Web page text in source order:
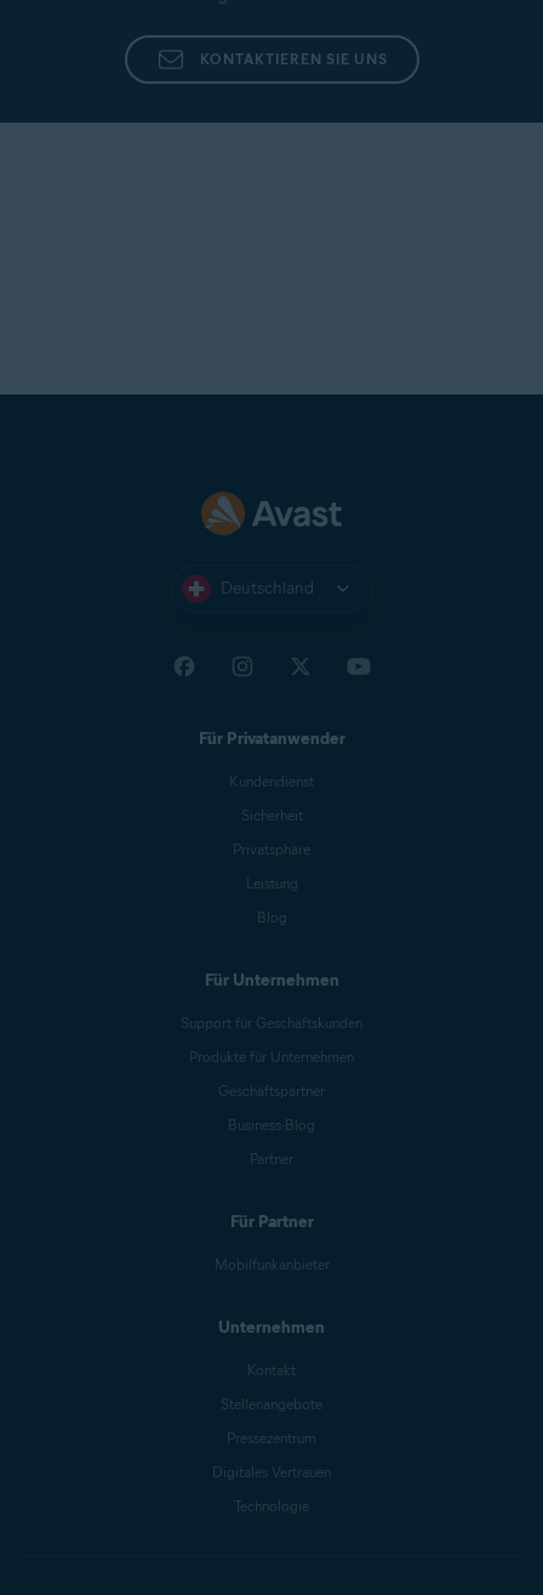
KONTAKTIEREN SIE UNS
Deutschland
Für Privatanwender
Kundendienst
Sicherheit
Privatsphäre
Leistung
Blog
Für Unternehmen
Support für Geschäftskunden
Produkte für Unternehmen
Geschäftspartner
Business-Blog
Partner
Für Partner
Mobilfunkanbieter
Unternehmen
Kontakt
Stellenangebote
Pressezentrum
Digitales Vertrauen
Technologie